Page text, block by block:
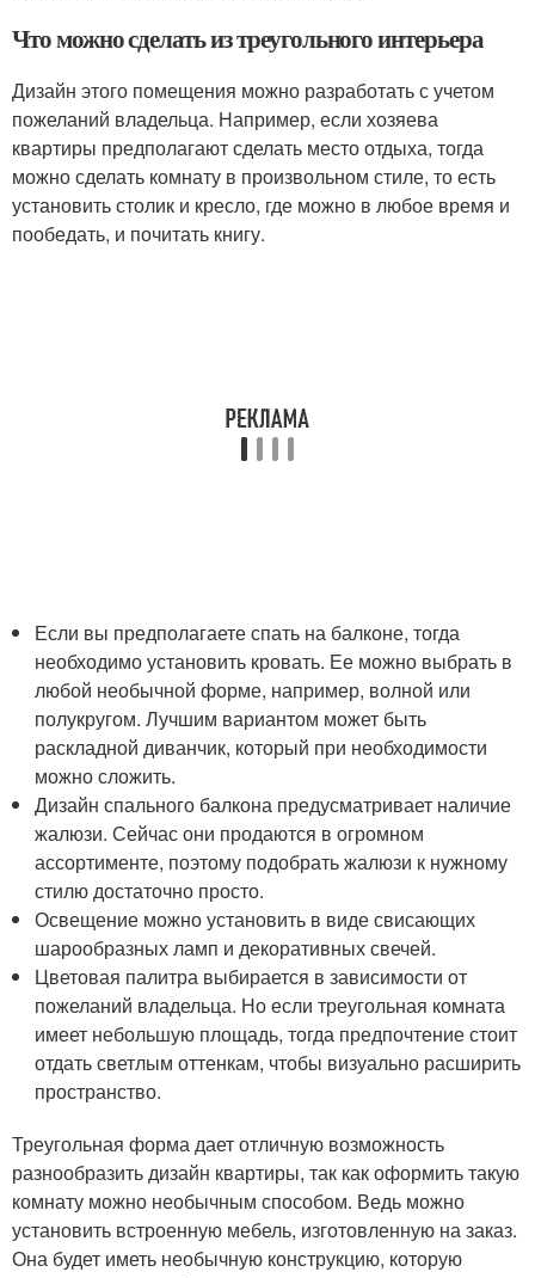
Что можно сделать из треугольного интерьера
Дизайн этого помещения можно разработать с учетом
пожеланий владельца. Например, если хозяева
квартиры предполагают сделать место отдыха, тогда
можно сделать комнату в произвольном стиле, то есть
установить столик и кресло, где можно в любое время и
пообедать, и почитать книгу.
Если вы предполагаете спать на балконе, тогда
необходимо установить кровать. Ее можно выбрать в
любой необычной форме, например, волной или
полукругом. Лучшим вариантом может быть
раскладной диванчик, который при необходимости
можно сложить.
Дизайн спального балкона предусматривает наличие
жалюзи. Сейчас они продаются в огромном
ассортименте, поэтому подобрать жалюзи к нужному
стилю достаточно просто.
Освещение можно установить в виде свисающих
шарообразных ламп и декоративных свечей.
Цветовая палитра выбирается в зависимости от
пожеланий владельца. Но если треугольная комната
имеет небольшую площадь, тогда предпочтение стоит
отдать светлым оттенкам, чтобы визуально расширить
пространство.
Треугольная форма дает отличную возможность
разнообразить дизайн квартиры, так как оформить такую
комнату можно необычным способом. Ведь можно
установить встроенную мебель, изготовленную на заказ.
Она будет иметь необычную конструкцию, которую